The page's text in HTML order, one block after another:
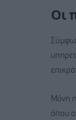
Οι
Μόνη
όπου ο